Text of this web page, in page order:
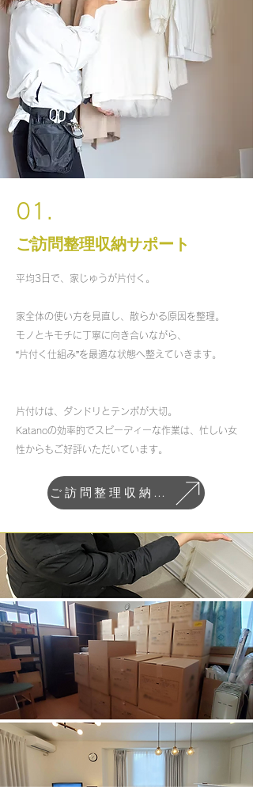
01.
ご訪問整理収納サポート
平均3日で、家じゅうが片付く。
家全体の使い方を見直し、散らかる原因を整理。
モノとキモチに丁寧に向き合いながら、
“片付く仕組み”を最適な状態へ整えていきます。
片付けは、ダンドリとテンポが大切。
Katanoの効率的でスピーディーな作業は、忙しい女
性からもご好評いただいています。
ご訪問整理収納サポート